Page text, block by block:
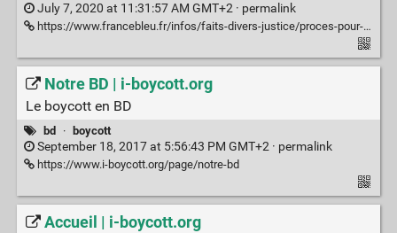
July 7, 2020 at 11:31:57 AM GMT+2 · permalink
https://www.francebleu.fr/infos/faits-divers-justice/proces-pour-traite-d-etre-humains-en-champagne-peine-de-prison-requisitions-1593704008
Notre BD | i-boycott.org
Le boycott en BD
bd · boycott
September 18, 2017 at 5:56:43 PM GMT+2 · permalink
https://www.i-boycott.org/page/notre-bd
Accueil | i-boycott.org